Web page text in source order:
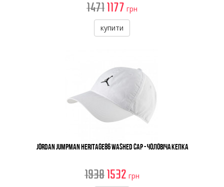
14711177 грн
купити
Jordan Jumpman Heritage86 Washed Cap - Чоловіча Кепка
19381532 грн